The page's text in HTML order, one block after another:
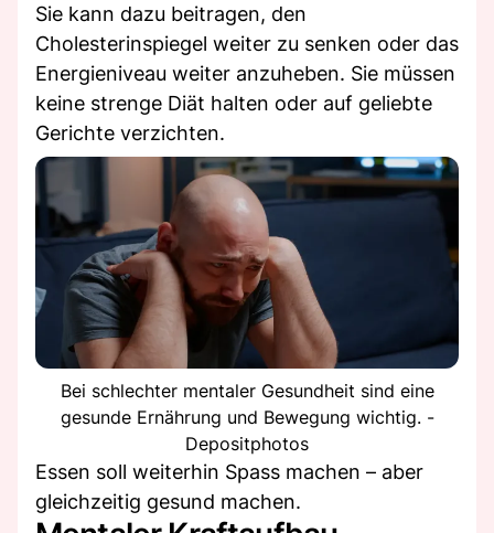
Sie kann dazu beitragen, den
Cholesterinspiegel weiter zu senken oder das
Energieniveau weiter anzuheben. Sie müssen
keine strenge Diät halten oder auf geliebte
Gerichte verzichten.
Bei schlechter mentaler Gesundheit sind eine
gesunde Ernährung und Bewegung wichtig. -
Depositphotos
Essen soll weiterhin Spass machen – aber
gleichzeitig gesund machen.